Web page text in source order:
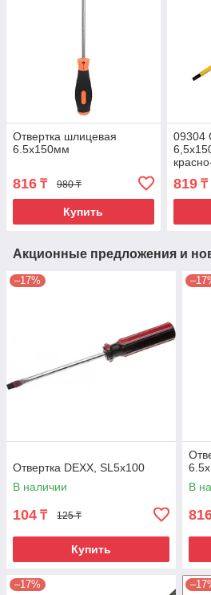
Отвертка шлицевая
6.5х150мм
816 ₸ 980 ₸
Купить
09304
819₸
Акционные предложения и
–17%
Отвертка DEXX, SL5x100
В наличии
104 ₸ 125 ₸
Купить
В
–17%